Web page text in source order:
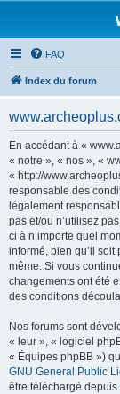
FAQ
Index du forum
En accédant à «
« notre », « nos », «
« http://
responsable des
légalement
pas et/ou n’utilisez
ci à n’importe quel
informé, bien qu’il
même. Si vous
changements ont été
des conditions
Nos forums sont
« leur », « logiciel
« Équipes phpBB »)
GNU General Public
être téléchargé depuis